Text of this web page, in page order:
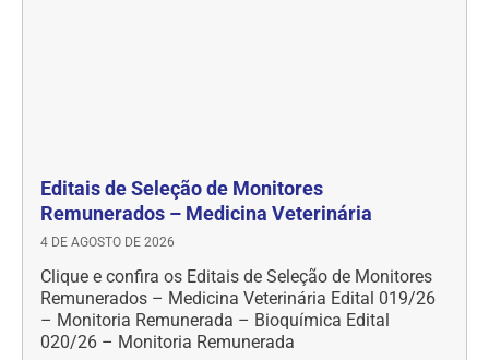
Editais de Seleção de Monitores
Remunerados – Medicina Veterinária
4 DE AGOSTO DE 2026
Clique e confira os Editais de Seleção de Monitores
Remunerados – Medicina Veterinária Edital 019/26
– Monitoria Remunerada – Bioquímica Edital
020/26 – Monitoria Remunerada